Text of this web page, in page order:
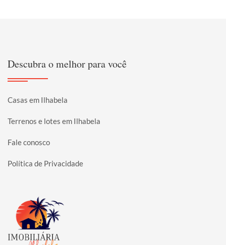
Descubra o melhor para você
Casas em Ilhabela
Terrenos e lotes em Ilhabela
Fale conosco
Política de Privacidade
Página inicial